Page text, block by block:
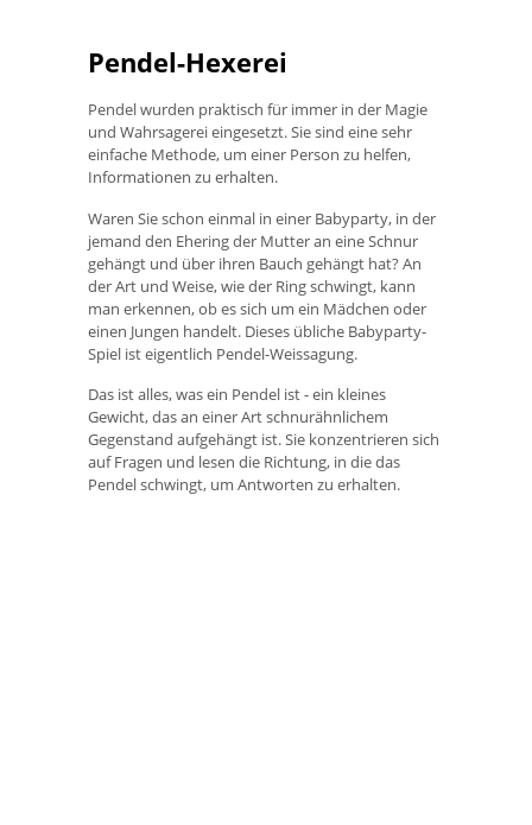
Pendel-Hexerei
Pendel wurden praktisch für immer in der Magie
und Wahrsagerei eingesetzt. Sie sind eine sehr
einfache Methode, um einer Person zu helfen,
Informationen zu erhalten.
Waren Sie schon einmal in einer Babyparty, in der
jemand den Ehering der Mutter an eine Schnur
gehängt und über ihren Bauch gehängt hat? An
der Art und Weise, wie der Ring schwingt, kann
man erkennen, ob es sich um ein Mädchen oder
einen Jungen handelt. Dieses übliche Babyparty-
Spiel ist eigentlich Pendel-Weissagung.
Das ist alles, was ein Pendel ist - ein kleines
Gewicht, das an einer Art schnurähnlichem
Gegenstand aufgehängt ist. Sie konzentrieren sich
auf Fragen und lesen die Richtung, in die das
Pendel schwingt, um Antworten zu erhalten.